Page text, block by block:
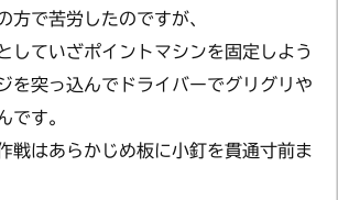
方で苦労したのですが、
していざポイントマシンを固定しよう
を突っ込んでドライバーでグリグリや
です。
戦はあらかじめ板に小釘を貫通寸前ま